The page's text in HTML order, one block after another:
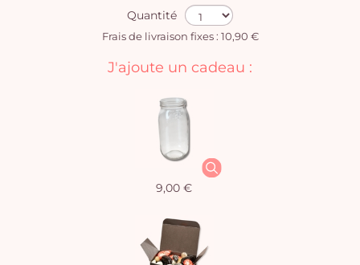
Quantité
Frais de livraison fixes : 10,90 €
J'ajoute un cadeau :
9,00 €